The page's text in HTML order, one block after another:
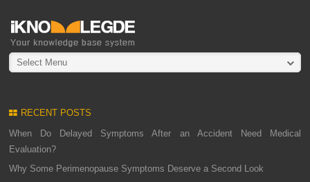
Select Menu
RECENT POSTS
When Do Delayed Symptoms After an Accident Need Medical
Evaluation?
Why Some Perimenopause Symptoms Deserve a Second Look